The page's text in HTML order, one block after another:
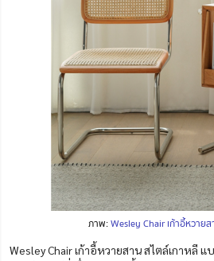
ภาพ:Wesley Chair เก้าอี้หวาย
Wesley Chair เก้าอี้หวายสาน สไตล์เกาหลี